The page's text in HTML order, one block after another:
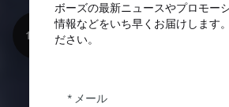
ボーズの最新ニュースやプロモー
情報などをいち早くお届けします
ださい。
メール
10%オフ